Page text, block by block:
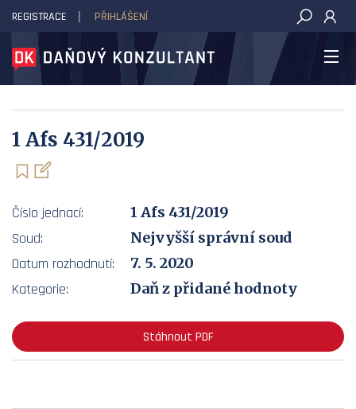
DAŇOVÝ KONZULTANT
REGISTRACE PŘIHLÁŠENÍ
1 Afs 431/2019
Číslo jednací:
1 Afs 431/2019
Soud:
Nejvyšší správní soud
Datum rozhodnutí:
7. 5. 2020
Kategorie:
Daň z přidané hodnoty
Stáhnout PDF